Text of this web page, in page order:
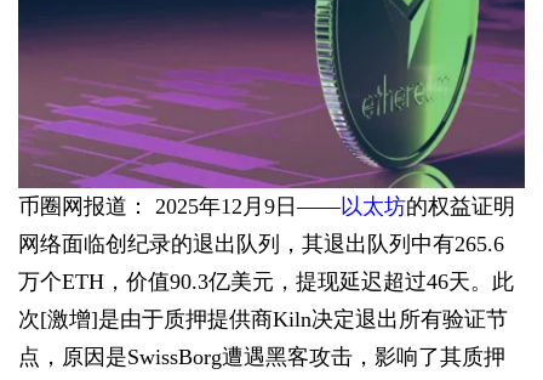
币圈网报道： 2025年12月9日——以太坊的权益证明
网络面临创纪录的退出队列，其退出队列中有265.6
万个ETH，价值90.3亿美元，提现延迟超过46天。此
次[激增]是由于质押提供商Kiln决定退出所有验证节
点，原因是SwissBorg遭遇黑客攻击，影响了其质押